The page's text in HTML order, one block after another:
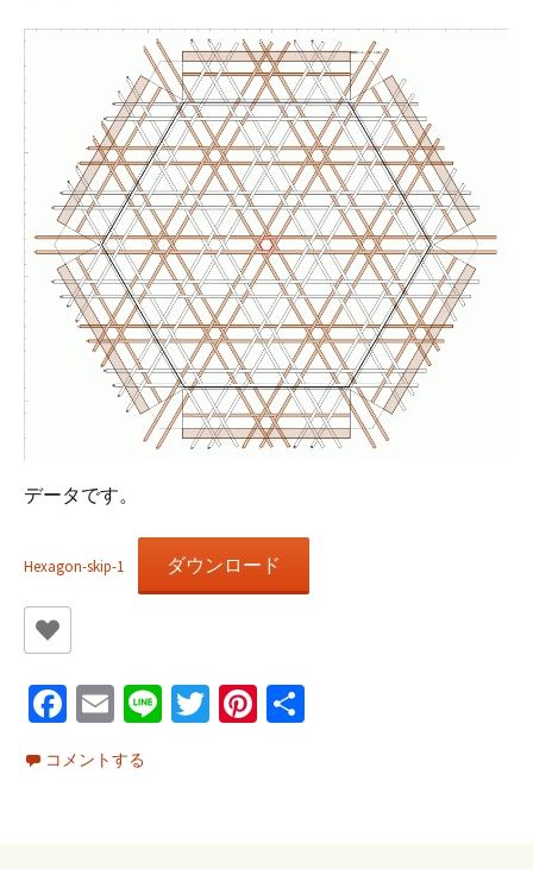
データです。
Hexagon-skip-1 ダウンロード
Fa
ce
b
E
m
ai
Li T
Pi
コメントする